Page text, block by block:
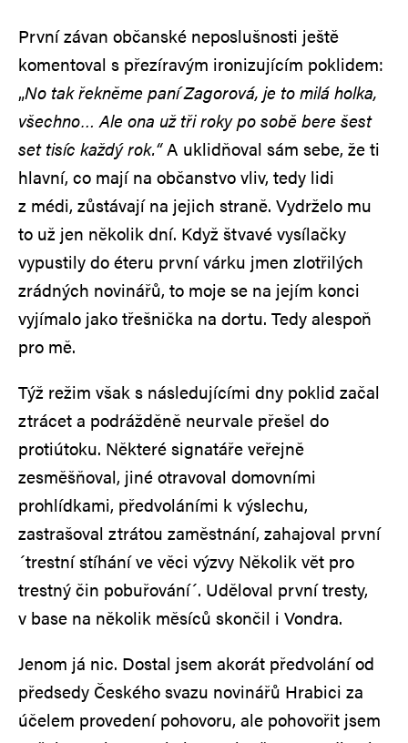
První závan občanské neposlušnosti ještě
komentoval s přezíravým ironizujícím poklidem:
„No tak řekněme paní Zagorová, je to milá holka,
všechno… Ale ona už tři roky po sobě bere šest
set tisíc každý rok.“A uklidňoval sám sebe, že ti
hlavní, co mají na občanstvo vliv, tedy lidi
z médi, zůstávají na jejich straně. Vydrželo mu
to už jen několik dní. Když štvavé vysílačky
vypustily do éteru první várku jmen zlotřilých
zrádných novinářů, to moje se na jejím konci
vyjímalo jako třešnička na dortu. Tedy alespoň
pro mě.
Týž režim však s následujícími dny poklid začal
ztrácet a podrážděně neurvale přešel do
protiútoku. Některé signatáře veřejně
zesměšňoval, jiné otravoval domovními
prohlídkami, předvoláními k výslechu,
zastrašoval ztrátou zaměstnání, zahajoval první
´trestní stíhání ve věci výzvy Několik vět pro
trestný čin pobuřování´. Uděloval první tresty,
v base na několik měsíců skončil i Vondra.
Jenom já nic. Dostal jsem akorát předvolání od
předsedy Českého svazu novinářů Hrabici za
účelem provedení pohovoru, ale pohovořit jsem